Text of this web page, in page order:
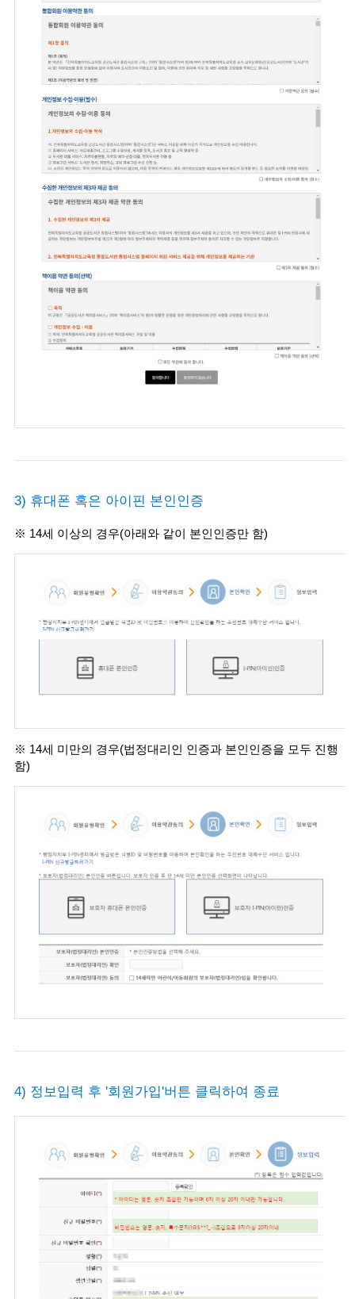
3) 휴대폰 혹은 아이핀 본인인증
※ 14세 이상의 경우(아래와 같이 본인인증만 함)
※ 14세 미만의 경우(법정대리인 인증과 본인인증을 모두 진행
함)
4) 정보입력 후 '회원가입'버튼 클릭하여 종료